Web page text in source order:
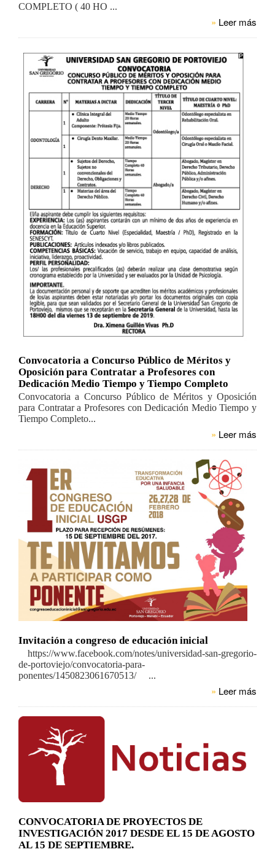
COMPLETO ( 40 HO ...
» Leer más
Convocatoria a Concurso Público de Méritos y
Oposición para Contratar a Profesores con
Dedicación Medio Tiempo y Tiempo Completo
Convocatoria a Concurso Público de Méritos y Oposición
para Contratar a Profesores con Dedicación Medio Tiempo y
Tiempo Completo...
» Leer más
Invitación a congreso de educación inicial
https://www.facebook.com/notes/universidad-san-gregorio-
de-portoviejo/convocatoria-para-
ponentes/1450823061670513/ ...
» Leer más
CONVOCATORIA DE PROYECTOS DE
INVESTIGACIÓN 2017 DESDE EL 15 DE AGOSTO
AL 15 DE SEPTIEMBRE.